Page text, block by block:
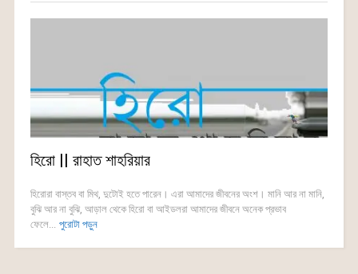
হিরো || রাহাত শাহরিয়ার
হিরোরা বাস্তব বা মিথ, দুটোই হতে পারেন। এরা আমাদের জীবনের অংশ। মানি আর না মানি,
বুঝি আর না বুঝি, আড়াল থেকে হিরো বা আইডলরা আমাদের জীবনে অনেক প্রভাব
ফেলে... পুরোটা পড়ুন